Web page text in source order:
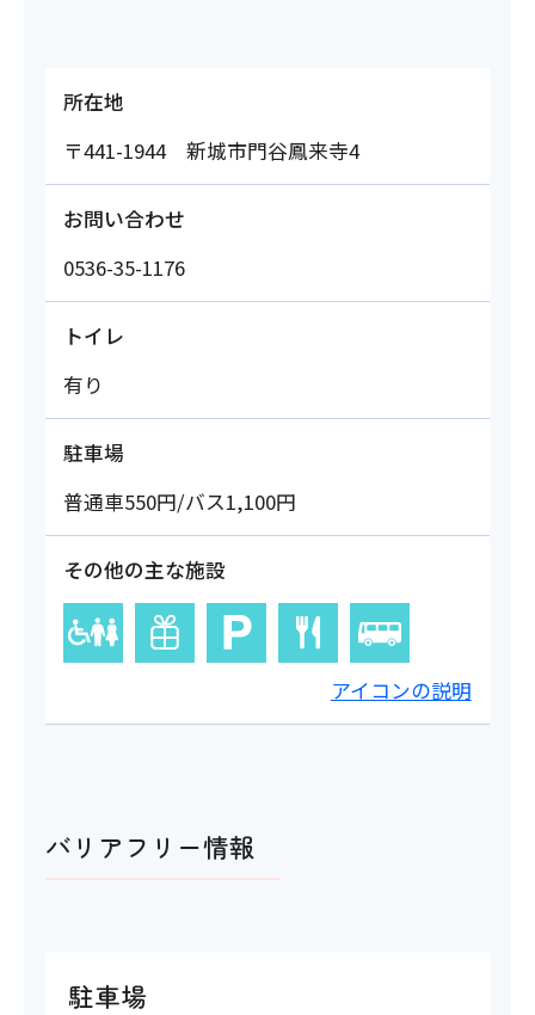
所在地
〒441-1944 新城市門谷鳳来寺4
お問い合わせ
0536-35-1176
トイレ
有り
駐車場
普通車550円/バス1,100円
その他の主な施設
アイコンの説明
バリアフリー情報
駐車場